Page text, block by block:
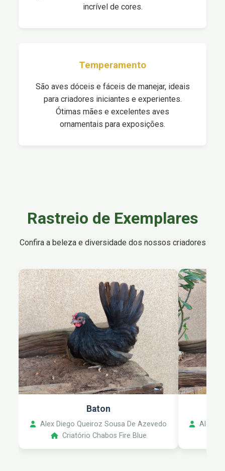
incrível de cores.
Temperamento
São aves dóceis e fáceis de manejar, ideais
para criadores iniciantes e experientes.
Ótimas mães e excelentes aves
ornamentais para exposições.
Rastreio de Exemplares
Confira a beleza e diversidade dos nossos criadores
Baton
Alex Diego Queiroz Sousa De Azevedo
Criatório Chabos Fire Blue
Alex